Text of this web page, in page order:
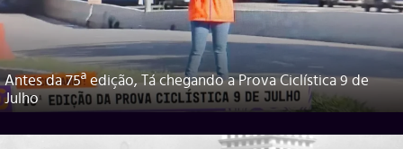
Antes da 75ª edição, Tá chegando a Prova Ciclística 9 de
Julho